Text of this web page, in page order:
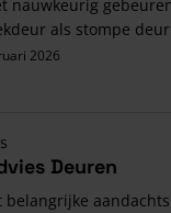
nauwkeurig
als stompe
2026
Deuren
belangrijke